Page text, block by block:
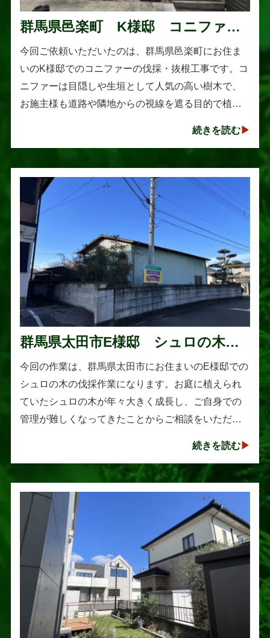
群馬県邑楽町 K様邸 コニファー
伐採・抜根工事
今回ご依頼いただいたのは、群馬県邑楽町にお住ま
いのK様邸でのコニファーの伐採・抜根工事です。コ
ニファーは目隠しや生垣として人気の高い樹木で、
お施主様も道路や隣地からの視線を遮る目的で植え
続きを読む
群馬県太田市E様邸 シュロの木の
伐採作業
今回の作業は、群馬県太田市にお住まいのE様邸での
シュロの木の伐採作業になります。お庭に植えられ
ていたシュロの木が年々大きく成長し、ご自身での
管理が難しくなってきたことからご相談をいただき
続きを読む